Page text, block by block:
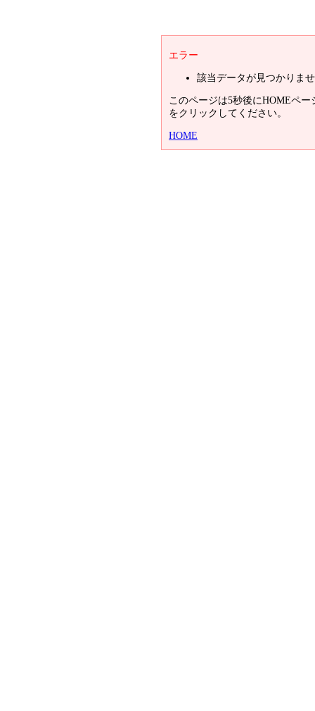
エラー
該当データが見つかりま
このページは5秒後にHOMEペ
をクリックしてください。
HOME